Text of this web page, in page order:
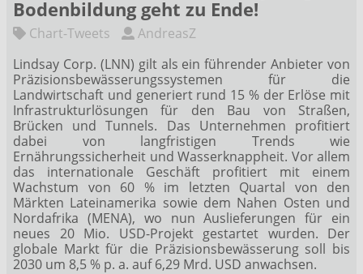
Bodenbildung geht zu Ende!
Chart-Tweets
AndreasZ
Lindsay Corp. (LNN) gilt als ein führender Anbieter von
Präzisionsbewässerungssystemen für die
Landwirtschaft und generiert rund 15 % der Erlöse mit
Infrastrukturlösungen für den Bau von Straßen,
Brücken und Tunnels. Das Unternehmen profitiert
dabei von langfristigen Trends wie
Ernährungssicherheit und Wasserknappheit. Vor allem
das internationale Geschäft profitiert mit einem
Wachstum von 60 % im letzten Quartal von den
Märkten Lateinamerika sowie dem Nahen Osten und
Nordafrika (MENA), wo nun Auslieferungen für ein
neues 20 Mio. USD-Projekt gestartet wurden. Der
globale Markt für die Präzisionsbewässerung soll bis
2030 um 8,5 % p. a. auf 6,29 Mrd. USD anwachsen.